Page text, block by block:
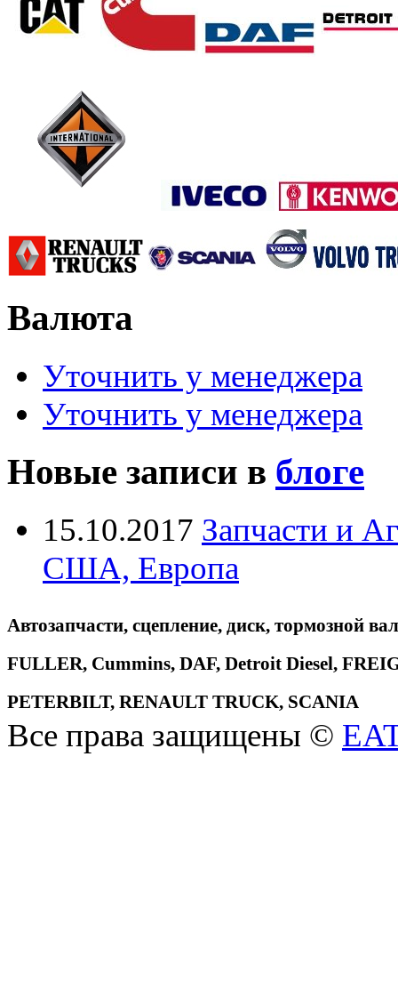
Валюта
Уточнить у менеджера
Уточнить у менеджера
Новые записи в блоге
15.10.2017 Запчасти и
США, Европа
Автозапчасти, сцепление, диск, тормозной
FULLER, Cummins, DAF, Detroit Diesel,
PETERBILT, RENAULT TRUCK, SCANIA
Все права защищены ©